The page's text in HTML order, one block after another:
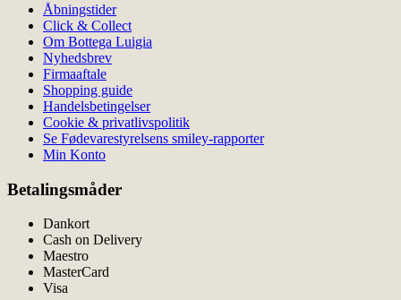
Åbningstider
Click & Collect
Om Bottega Luigia
Nyhedsbrev
Firmaaftale
Shopping guide
Handelsbetingelser
Cookie & privatlivspolitik
Se Fødevarestyrelsens smiley-rapporter
Min Konto
Betalingsmåder
Dankort
Cash on Delivery
Maestro
MasterCard
Visa